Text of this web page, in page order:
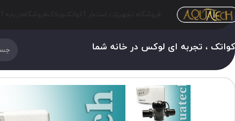
، تجربه ای لوکس در خانه شما